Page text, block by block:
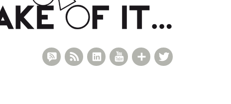
Google+
YouTube
LinkedIn
RSS Feed
RSS Comments